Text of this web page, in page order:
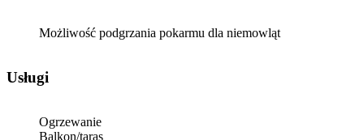
Możliwość podgrzania pokarmu dla niemowląt
Usługi
Ogrzewanie
Balkon/taras